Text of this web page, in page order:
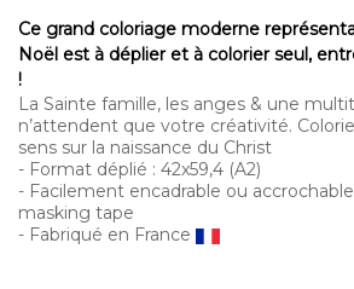
Ce grand coloriage moderne
Noël est à déplier et à colorier seul,
!
La Sainte famille, les anges & une
n’attendent que votre créativité.
sens sur la naissance du Christ
- Format déplié : 42x59,4 (A2)
- Facilement encadrable ou
masking tape
- Fabriqué en France